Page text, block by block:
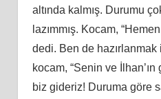
altında kalmış. Durumu
lazımmış. Kocam, “Hemen
dedi. Ben de
kocam, “Senin ve
biz gideriz! Duruma göre